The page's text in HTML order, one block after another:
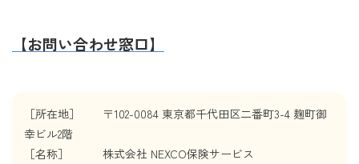
【お問い合わせ窓口】
［所在地］ 〒102-0084 東京都千代田区二番町3-4 麹町御
幸ビル2階
［名称］ 株式会社 NEXCO保険サービス